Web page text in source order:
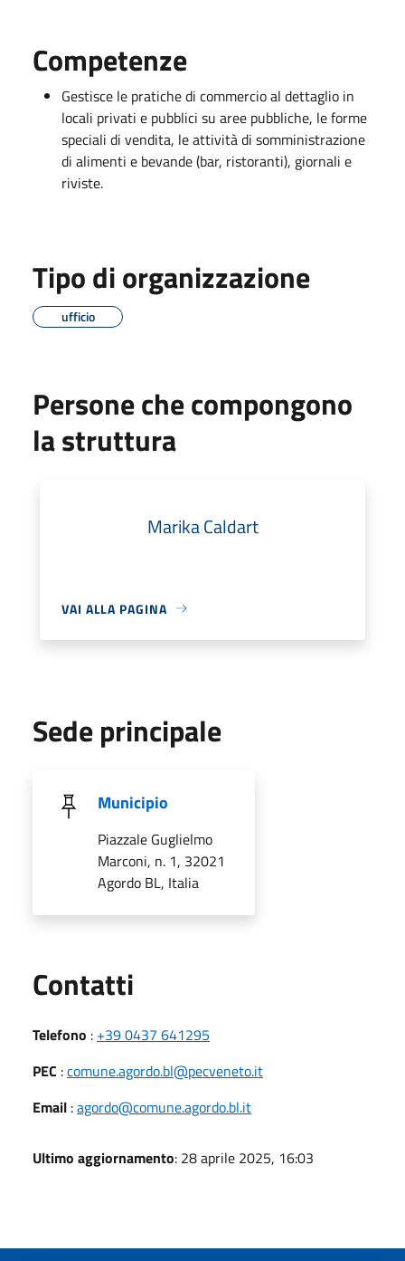
Competenze
Gestisce le pratiche di commercio al dettaglio in
locali privati e pubblici su aree pubbliche, le forme
speciali di vendita, le attività di somministrazione
di alimenti e bevande (bar, ristoranti), giornali e
riviste.
Tipo di organizzazione
ufficio
Persone che compongono
la struttura
Marika Caldart
VAI ALLA PAGINA
Sede principale
Municipio
Piazzale Guglielmo
Marconi, n. 1, 32021
Agordo BL, Italia
Contatti
Telefono : +39 0437 641295
PEC :comune.agordo.bl@pecveneto.it
Email :agordo@comune.agordo.bl.it
Ultimo aggiornamento: 28 aprile 2025, 16:03